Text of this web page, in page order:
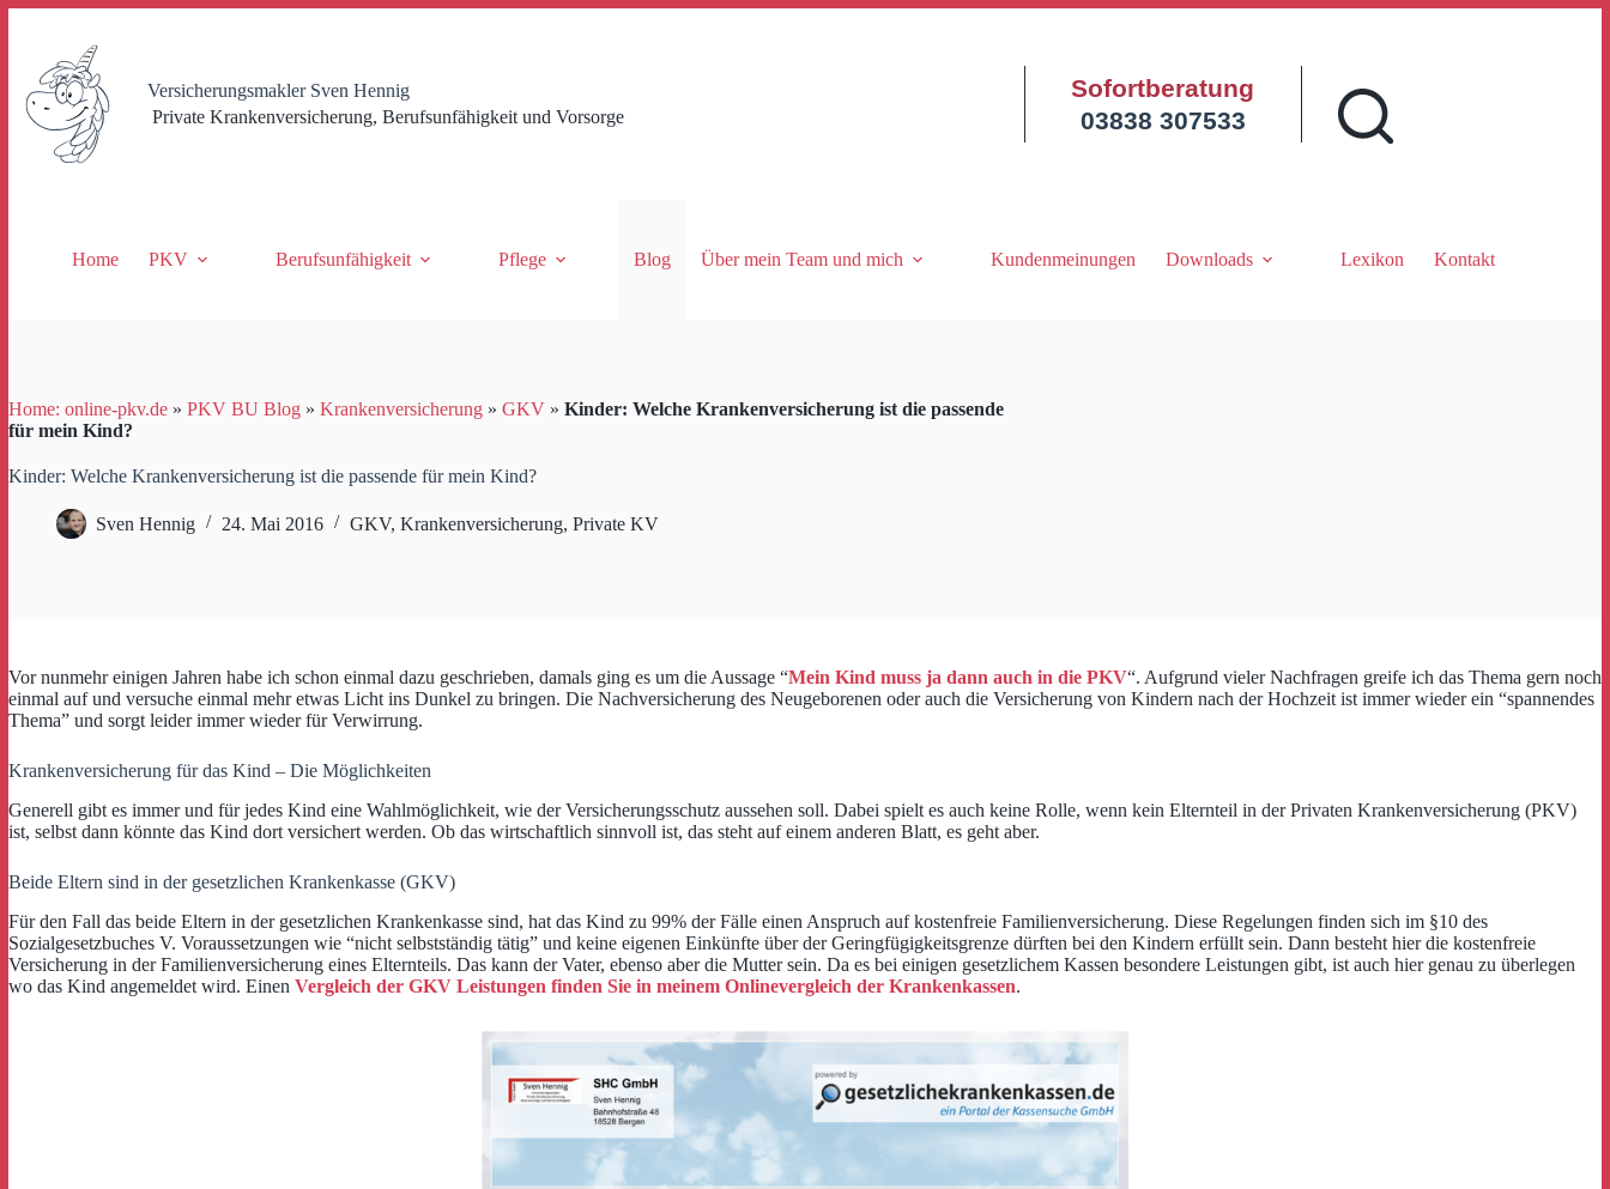
springen
Versicherungsmakler Sven Hennig
Private Krankenversicherung, Berufsunfähigkeit und Vorsorge
Sofortberatung
03838 307533
Home PKV Berufsunfähigkeit Pflege Blog Über mein Team und mich Kundenmeinungen Downloads Lexikon Kontakt
Home: online-pkv.de » PKV BU Blog » Krankenversicherung » GKV » Kinder: Welche Krankenversicherung ist die passende
für mein Kind?
Kinder: Welche Krankenversicherung ist die passende für mein Kind?
Sven Hennig 24. Mai 2016 GKV, Krankenversicherung, Private KV
Vor nunmehr einigen Jahren habe ich schon einmal dazu geschrieben, damals ging es um die Aussage “Mein Kind muss ja dann auch in die PKV“. Aufgrund vieler Nachfragen greife ich das Thema gern noch
einmal auf und versuche einmal mehr etwas Licht ins Dunkel zu bringen. Die Nachversicherung des Neugeborenen oder auch die Versicherung von Kindern nach der Hochzeit ist immer wieder ein “spannendes
Thema” und sorgt leider immer wieder für Verwirrung.
Krankenversicherung für das Kind – Die Möglichkeiten
Generell gibt es immer und für jedes Kind eine Wahlmöglichkeit, wie der Versicherungsschutz aussehen soll. Dabei spielt es auch keine Rolle, wenn kein Elternteil in der Privaten Krankenversicherung (PKV)
ist, selbst dann könnte das Kind dort versichert werden. Ob das wirtschaftlich sinnvoll ist, das steht auf einem anderen Blatt, es geht aber.
Beide Eltern sind in der gesetzlichen Krankenkasse (GKV)
Für den Fall das beide Eltern in der gesetzlichen Krankenkasse sind, hat das Kind zu 99% der Fälle einen Anspruch auf kostenfreie Familienversicherung. Diese Regelungen finden sich im §10 des
Sozialgesetzbuches V. Voraussetzungen wie “nicht selbstständig tätig” und keine eigenen Einkünfte über der Geringfügigkeitsgrenze dürften bei den Kindern erfüllt sein. Dann besteht hier die kostenfreie
Versicherung in der Familienversicherung eines Elternteils. Das kann der Vater, ebenso aber die Mutter sein. Da es bei einigen gesetzlichem Kassen besondere Leistungen gibt, ist auch hier genau zu überlegen
wo das Kind angemeldet wird. Einen Vergleich der GKV Leistungen finden Sie in meinem Onlinevergleich der Krankenkassen.